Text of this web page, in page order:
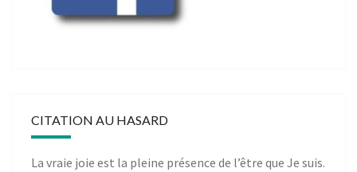
CITATION AU HASARD
La vraie joie est la pleine présence de l’être que Je suis.